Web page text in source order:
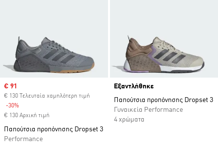
Sale price
€ 91
€ 130 Τελευταία χαμηλότερη τιμή
-30%
€ 130 Αρχική τιμή
Παπούτσια προπόνησης Dropset 3
Performance
Εξαντλήθηκε
Παπούτσια προπόνησης Dropset 3
Γυναικεία Performance
4 χρώματα